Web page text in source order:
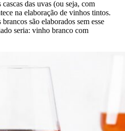
das uvas (ou seja, com
na elaboração de vinhos tintos.
são elaborados sem esse
seria: vinho branco com